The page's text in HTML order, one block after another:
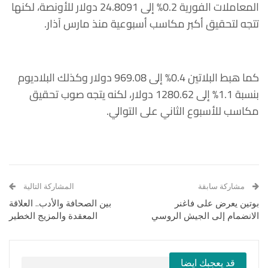
المعاملات الفورية 0.2% إلى 24.8091 دولار للأونصة، لكنها
تتجه لتحقيق أكبر مكاسب أسبوعية منذ مارس آذار.
كما هبط البلاتين 0.4% إلى 969.08 دولار وكذلك البلاديوم
بنسبة 1.1% إلى 1280.62 دولار، لكنه يتجه صوب تحقيق
مكاسب للأسبوع الثاني على التوالي.
مشاركة سابقة
بوتين يعرض على فاغنر
الانضمام إلى الجيش الروسي
المشاركة التالية
بين الصحافة والأدب.. العلاقة
المعقدة والمزيج الخطير
قد يعجبك ايضا